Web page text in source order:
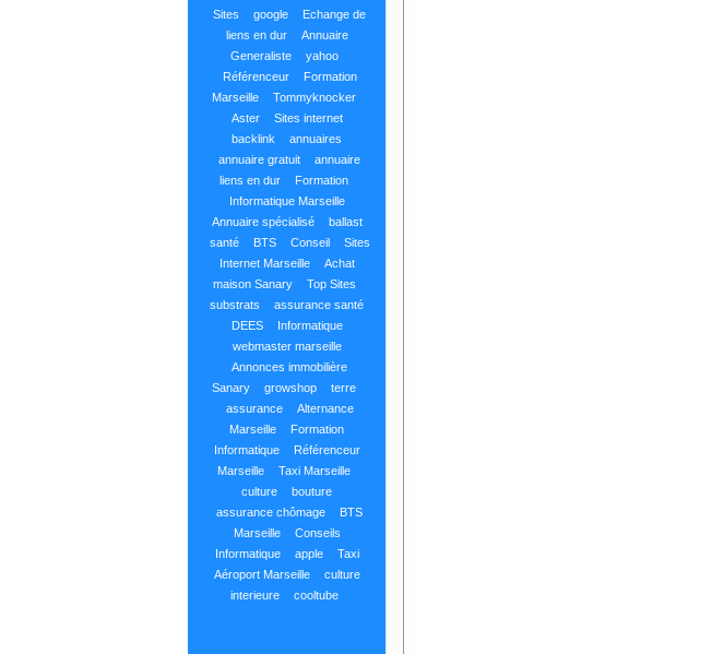
Sites
google
Echange de
liens en dur
Annuaire
Generaliste
yahoo
Référenceur
Formation
Marseille
Tommyknocker
Aster
Sites internet
backlink
annuaires
annuaire gratuit
annuaire
liens en dur
Formation
Informatique Marseille
Annuaire spécialisé
ballast
santé
BTS Conseil
Sites
Internet Marseille
Achat
maison Sanary
Top Sites
substrats
assurance santé
DEES
Informatique
webmaster marseille
Annonces immobilière
Sanary
growshop
terre
assurance
Alternance
Marseille
Formation
Informatique
Référenceur
Marseille
Taxi Marseille
culture
bouture
assurance chômage
BTS
Marseille
Conseils
Informatique
apple
Taxi
Aéroport Marseille
culture
interieure
cooltube